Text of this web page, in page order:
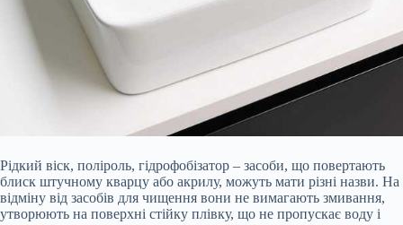
Рідкий віск, поліроль, гідрофобізатор – засоби, що повертають
блиск штучному кварцу або акрилу, можуть мати різні назви. На
відміну від засобів для чищення вони не вимагають змивання,
утворюють на поверхні стійку плівку, що не пропускає воду і